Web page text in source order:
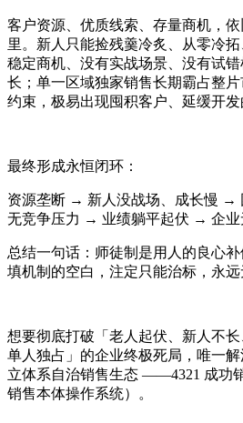
客户资源、优质线索、存量商机，
里。新人只能捡残羹冷炙、从零冷
稳定商机、没有实战场景、没有试
长；单一区域独家销售长期霸占整
约束，极易出现囤积客户、延缓开发
最终形成永恒闭环：
资源垄断 → 新人没战场、成长慢 →
无竞争压力 → 业绩躺平起伏 → 企业
总结一句话：师徒制是用人的良心
填机制的空白，注定只能治标，永远
想要彻底打破「老人起伏、新人不
单人独占」的企业终极死局，唯一
立体系自治销售生态 ——4321 成功
销售本体操作系统）。